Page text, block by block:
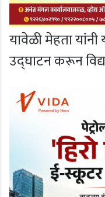
यावेळी मेहता
उद्घाटन करून